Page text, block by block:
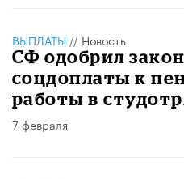
ВЫПЛАТЫ // Новость
СФ одобрил
соцдоплаты к
работы в
7 февраля